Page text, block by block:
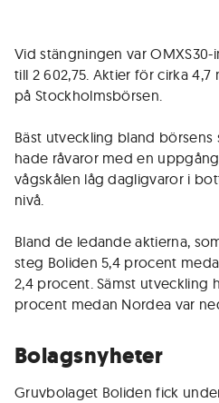
Vid stängningen var
till 2 602,75. Aktier för cirka
på Stockholmsbörsen.
Bäst utveckling bland
hade råvaror med en
vågskålen låg dagligvaror i
nivå.
Bland de ledande aktierna,
steg Boliden 5,4 procent
2,4 procent. Sämst utveckling
procent medan Nordea var
Bolagsnyheter
Gruvbolaget Boliden fick